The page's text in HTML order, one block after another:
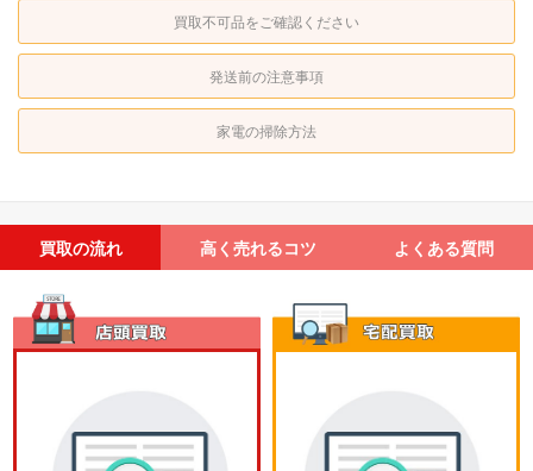
買取不可品をご確認ください
発送前の注意事項
家電の掃除方法
買取の流れ 高く売れるコツ よくある質問